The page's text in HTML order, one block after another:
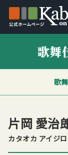
歌舞
歌
片岡 愛治
カタオカ アイジ